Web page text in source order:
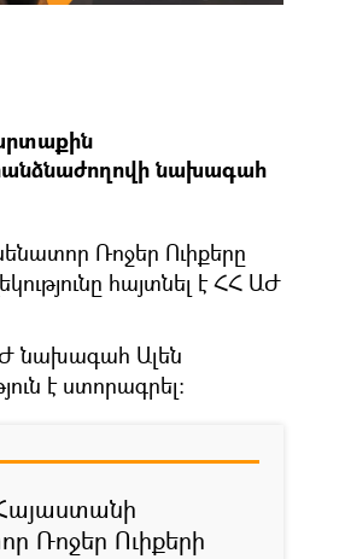
նախագահ
Ռոջեր Ուիքերը
հայտնել է ՀՀ ԱԺ
նախագահ Ալեն
է ստորագրել:
Հայաստանի
Ռոջեր Ուիքերի